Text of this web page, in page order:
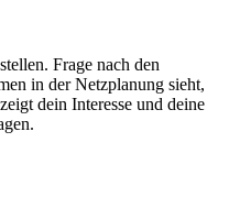
Frage nach den
in der Netzplanung sieht,
dein Interesse und deine